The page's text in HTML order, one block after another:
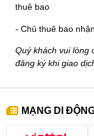
thuê bao
- Chủ thuê bao
Quý khách vui lòng
đăng ký khi giao
MẠNG DI